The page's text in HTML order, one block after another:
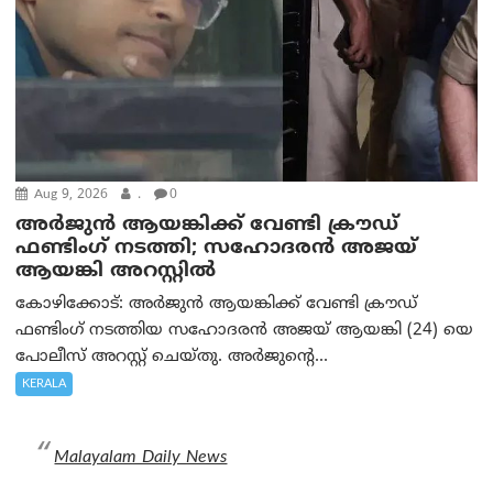
Aug 9, 2026 . 0
അർജുൻ ആയങ്കിക്ക് വേണ്ടി ക്രൗഡ്
ഫണ്ടിംഗ് നടത്തി; സഹോദരന്‍ അജയ്
ആയങ്കി അറസ്റ്റിൽ
കോഴിക്കോട്: അർജുൻ ആയങ്കിക്ക് വേണ്ടി ക്രൗഡ്
ഫണ്ടിംഗ് നടത്തിയ സഹോദരന്‍ അജയ് ആയങ്കി (24) യെ
പോലീസ് അറസ്റ്റ് ചെയ്തു. അർജുന്റെ...
KERALA
Malayalam Daily News